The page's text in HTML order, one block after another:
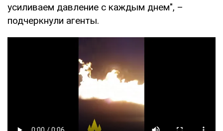
усиливаем давление с каждым днем", –
подчеркнули агенты.